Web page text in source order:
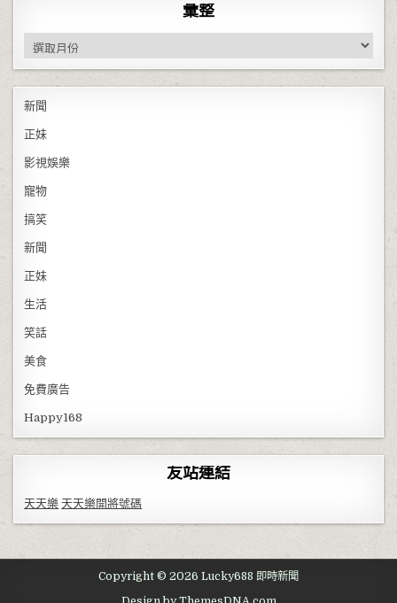
彙整
彙整
新聞
正妹
影視娛樂
寵物
搞笑
新聞
正妹
生活
笑話
美食
免費廣告
Happy168
友站連結
天天樂 天天樂開將號碼
Copyright © 2026 Lucky688 即時新聞